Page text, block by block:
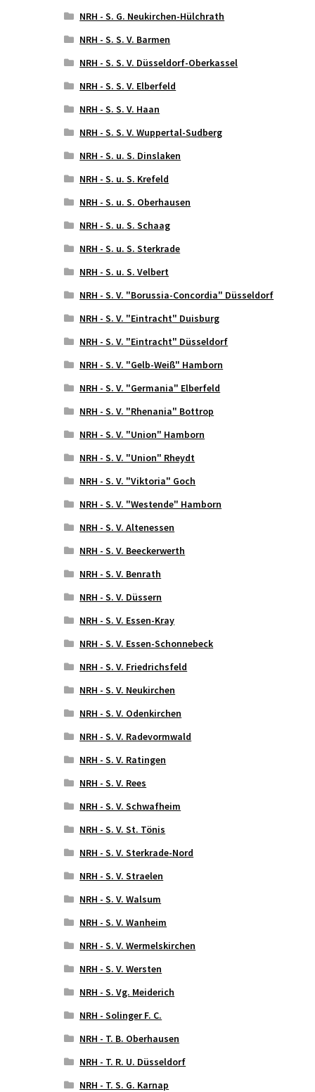
NRH - S. G. Neukirchen-Hülchrath
NRH - S. S. V. Barmen
NRH - S. S. V. Düsseldorf-Oberkassel
NRH - S. S. V. Elberfeld
NRH - S. S. V. Haan
NRH - S. S. V. Wuppertal-Sudberg
NRH - S. u. S. Dinslaken
NRH - S. u. S. Krefeld
NRH - S. u. S. Oberhausen
NRH - S. u. S. Schaag
NRH - S. u. S. Sterkrade
NRH - S. u. S. Velbert
NRH - S. V. "Borussia-Concordia" Düsseldorf
NRH - S. V. "Eintracht" Duisburg
NRH - S. V. "Eintracht" Düsseldorf
NRH - S. V. "Gelb-Weiß" Hamborn
NRH - S. V. "Germania" Elberfeld
NRH - S. V. "Rhenania" Bottrop
NRH - S. V. "Union" Hamborn
NRH - S. V. "Union" Rheydt
NRH - S. V. "Viktoria" Goch
NRH - S. V. "Westende" Hamborn
NRH - S. V. Altenessen
NRH - S. V. Beeckerwerth
NRH - S. V. Benrath
NRH - S. V. Düssern
NRH - S. V. Essen-Kray
NRH - S. V. Essen-Schonnebeck
NRH - S. V. Friedrichsfeld
NRH - S. V. Neukirchen
NRH - S. V. Odenkirchen
NRH - S. V. Radevormwald
NRH - S. V. Ratingen
NRH - S. V. Rees
NRH - S. V. Schwafheim
NRH - S. V. St. Tönis
NRH - S. V. Sterkrade-Nord
NRH - S. V. Straelen
NRH - S. V. Walsum
NRH - S. V. Wanheim
NRH - S. V. Wermelskirchen
NRH - S. V. Wersten
NRH - S. Vg. Meiderich
NRH - Solinger F. C.
NRH - T. B. Oberhausen
NRH - T. R. U. Düsseldorf
NRH - T. S. G. Karnap